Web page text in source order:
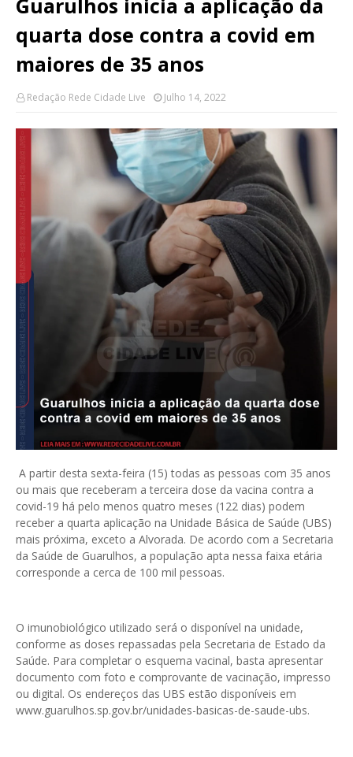
Guarulhos inicia a aplicação da
quarta dose contra a covid em
maiores de 35 anos
Redação Rede Cidade Live Julho 14, 2022
A partir desta sexta-feira (15) todas as pessoas com 35 anos
ou mais que receberam a terceira dose da vacina contra a
covid-19 há pelo menos quatro meses (122 dias) podem
receber a quarta aplicação na Unidade Básica de Saúde (UBS)
mais próxima, exceto a Alvorada. De acordo com a Secretaria
da Saúde de Guarulhos, a população apta nessa faixa etária
corresponde a cerca de 100 mil pessoas.
O imunobiológico utilizado será o disponível na unidade,
conforme as doses repassadas pela Secretaria de Estado da
Saúde. Para completar o esquema vacinal, basta apresentar
documento com foto e comprovante de vacinação, impresso
ou digital. Os endereços das UBS estão disponíveis em
www.guarulhos.sp.gov.br/unidades-basicas-de-saude-ubs.